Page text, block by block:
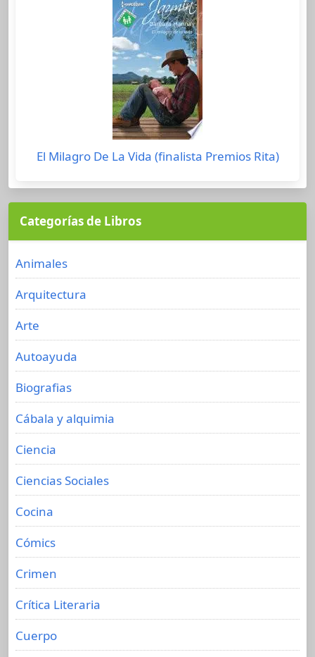
El Milagro De La Vida (finalista Premios Rita)
Categorías de Libros
Animales
Arquitectura
Arte
Autoayuda
Biografias
Cábala y alquimia
Ciencia
Ciencias Sociales
Cocina
Cómics
Crimen
Crítica Literaria
Cuerpo